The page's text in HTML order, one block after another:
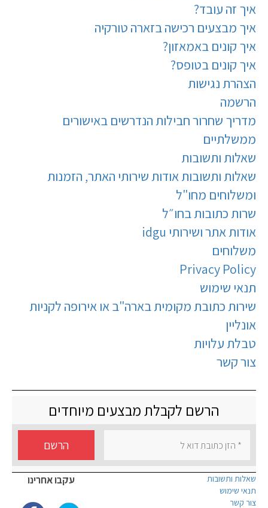
איך זה עובד?
איך מבצעים רכישה בזארה טורקיה
איך קונים באמאזון?
איך קונים בטופס?
הצהרת נגישות
הרשמה
מדריך שחרור חבילות הנדרשים באישורים
ממשלתיים
שאלות ותשובות
שאלות ותשובות אודות שירותי האתר, הזמנות
ומשלוחים מחו"ל
שרות כתובות בחו״ל
אודות אתר ושירותי idgu
משלוחים
Privacy Policy
תנאי שימוש
שירות כתובת מקומית בארה"ב או אירופה לקניות
אונליין
טבלת עלויות
צור קשר
הרשם לקבלת מבצעים מיוחדים
הרשם
עקבו אחרינו
שאלות ותשובות
תנאי שימוש
צור קשר